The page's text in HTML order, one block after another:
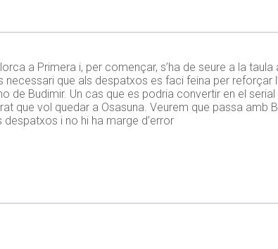
a Primera i, per començar, s’ha de seure a la
que als despatxos es faci feina per reforçar
de Budimir. Un cas que es podria convertir en el
que vol quedar a Osasuna. Veurem que passa amb
i no hi ha marge d’error